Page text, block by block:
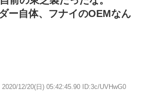
ー自体、フナイのOEMなん
2020/12/20(日) 05:42:45.90 ID:3c/UVHwG0